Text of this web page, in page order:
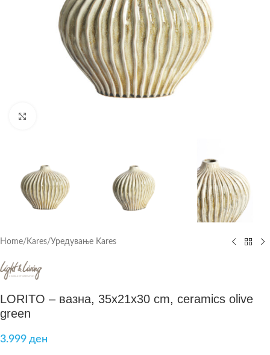
Home/ Kares/Уредување Kares
LORITO – вазна, 35x21x30 cm, ceramics olive
green
3.999 ден